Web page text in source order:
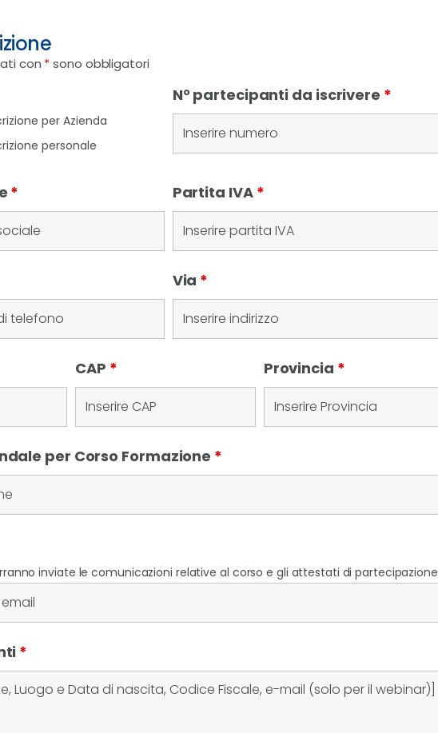
con *sono obbligatori
per Azienda
personale
N° partecipanti da iscrivere *
* Partita IVA *
Via *
CAP * Provincia *
per Corso Formazione *
inviate le comunicazioni relative al corso e gli attestati di partecipazione
*